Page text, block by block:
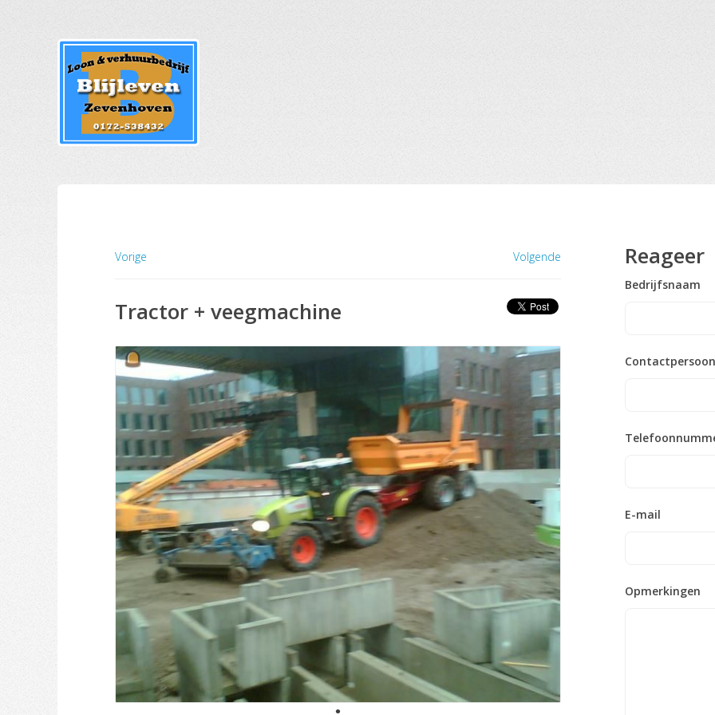
Vorige Volgende
Tractor + veegmachine
Reageer
Bedrijfsnaam
E-mail
Opmerkingen